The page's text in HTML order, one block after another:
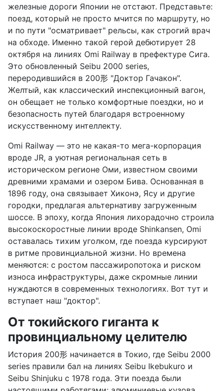
железные дороги Японии не отстают. Представьте:
поезд, который не просто мчится по маршруту, но
и по пути "осматривает" рельсы, как строгий врач
на обходе. Именно такой герой дебютирует 28
октября на линиях Omi Railway в префектуре Сига.
Это обновленный Seibu 2000 series,
переродившийся в 200形 "Доктор Гачакон".
Желтый, как классический инспекционный вагон,
он обещает не только комфортные поездки, но и
безопасность путей благодаря встроенному
искусственному интеллекту.
Omi Railway — это не какая-то мега-корпорация
вроде JR, а уютная региональная сеть в
историческом регионе Оми, известном своими
древними храмами и озером Бива. Основанная в
1896 году, она связывает Хиконэ, Ясу и другие
городки, предлагая альтернативу загруженным
шоссе. В эпоху, когда Япония лихорадочно строила
высокоскоростные линии вроде Shinkansen, Omi
оставалась тихим уголком, где поезда курсируют
в ритме провинциальной жизни. Но времена
меняются: с ростом пассажиропотока и риском
износа инфраструктуры, даже скромные линии
нуждаются в современных технологиях. Вот тут и
вступает наш "доктор".
От токийского гиганта к
провинциальному целителю
История 200形 начинается в Токио, где Seibu 2000
series правили бал на линиях Seibu Ikebukuro и
Seibu Shinjuku с 1978 года. Эти поезда были